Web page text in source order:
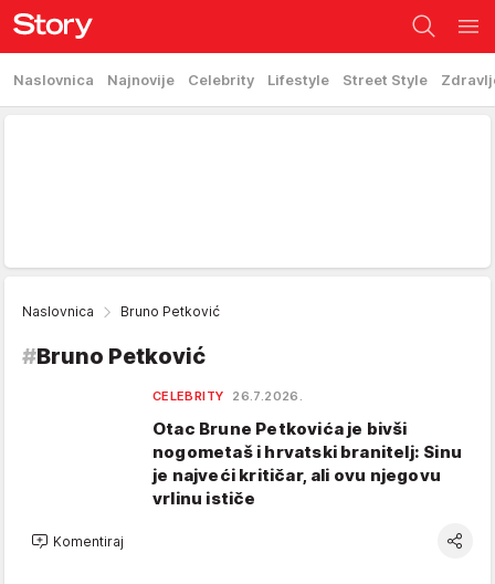
Naslovnica Najnovije Celebrity Lifestyle Street Style
Naslovnica Bruno Petković
#Bruno Petković
CELEBRITY 26.7.2026.
Otac Brune Petkovića je bivši
nogometaš i hrvatski branitelj: Sinu
je najveći kritičar, ali ovu njegovu
vrlinu ističe
Komentiraj